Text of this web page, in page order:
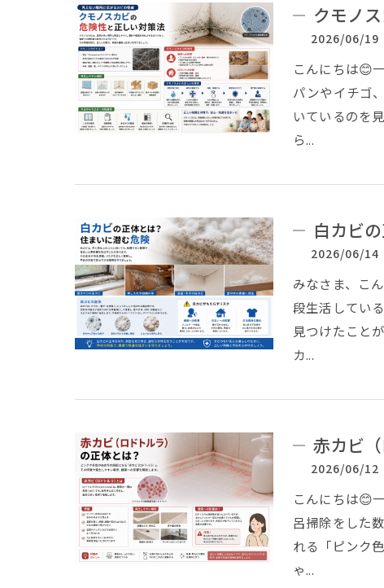
クモノ
2026/06/19
こんにちは😊
パンやイチゴ
いているのを
ら...
白カビ
2026/06/14
みなさま、こ
段生活してい
見つけたこと
カ...
赤カビ
2026/06/12
こんにちは😊
呂掃除をした
れる「ピンク
ゃ...